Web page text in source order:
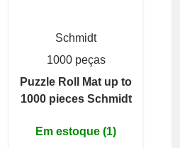
Schmidt
1000 peças
Puzzle Roll Mat up to
1000 pieces Schmidt
Em estoque (1)